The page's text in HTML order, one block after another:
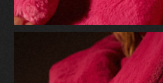
Политика в отношении обработки
Имиджевое дизайн
агентство